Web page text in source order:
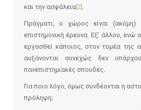
και την ασφάλεια[2] .
Πράγματι, ο χώρος είναι (ακόμη)
επιστημονική έρευνα. Εξ’ άλλου, ενώ
εργασθεί κάποιος, στον τομέα της
αυξάνονται συνεχώς δεν
πανεπιστημιακές σπουδές.
Για ποιο λόγο, όμως συνδέονται η
πρόληψη;